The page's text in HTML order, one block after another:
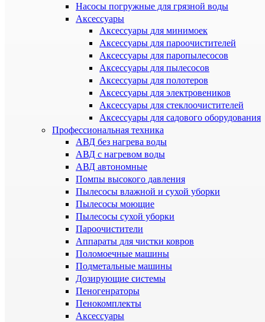
Насосы погружные для грязной воды
Аксессуары
Аксессуары для минимоек
Аксессуары для пароочистителей
Аксессуары для паропылесосов
Аксессуары для пылесосов
Аксессуары для полотеров
Аксессуары для электровеников
Аксессуары для стеклоочистителей
Аксессуары для садового оборудования
Профессиональная техника
АВД без нагрева воды
АВД с нагревом воды
АВД автономные
Помпы высокого давления
Пылесосы влажной и сухой уборки
Пылесосы моющие
Пылесосы сухой уборки
Пароочистители
Аппараты для чистки ковров
Поломоечные машины
Подметальные машины
Дозирующие системы
Пеногенраторы
Пенокомплекты
Аксессуары